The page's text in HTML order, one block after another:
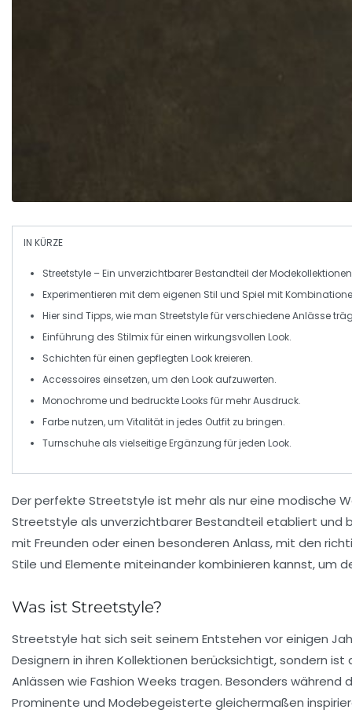
IN KÜRZE
Streetstyle – Ein unverzichtbarer Bestandteil derModekollektionen
Experimentieren mit dem eigenen Stil und Spiel mit
Hier sind Tipps, wie man Streetstyle für verschiedene Anlässe
Einführung des Stilmixfür einen wirkungsvollen Look.
Schichten für einen gepflegten Look kreieren.
Accessoires einsetzen, um den Look aufzuwerten.
Monochrome und bedruckte Looks für mehr Ausdruck.
Farbenutzen, um Vitalität in jedes Outfit zu bringen.
Turnschuhe als vielseitige Ergänzung für jeden Look.
Der perfekte Streetstyle ist mehr als nur eine modische
Streetstyle als unverzichtbarer Bestandteil etabliert und
mit Freunden oder einen besonderen Anlass, mit den
Stile und Elemente miteinander kombinieren kannst, um
Was ist Streetstyle?
Streetstyle hat sich seit seinem Entstehen vor einigen
Designern in ihren Kollektionen berücksichtigt, sondern
Anlässen wie Fashion Weeks tragen. Besonders während
Prominente und Modebegeisterte gleichermaßen